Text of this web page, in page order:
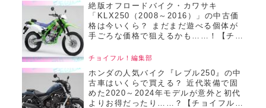
絶版オフロードバイク・カワサキ
「KLX250（2008～2016）」の中古価
格は今いくら？ まだまだ遊べる個体が
手ごろな価格で狙えるかも……！【チョ
チ／22025年8月版】
チョイフル！編集部
ホンダの人気バイク『レブル250』の中
古車はいくらで買える？ 近代装備で固
めた2020～2024年モデルが意外と初代
よりお得だったり……？【チョイフル！